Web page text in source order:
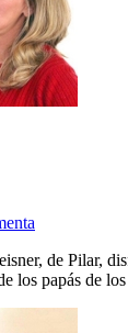
de Pilar,
los papás de